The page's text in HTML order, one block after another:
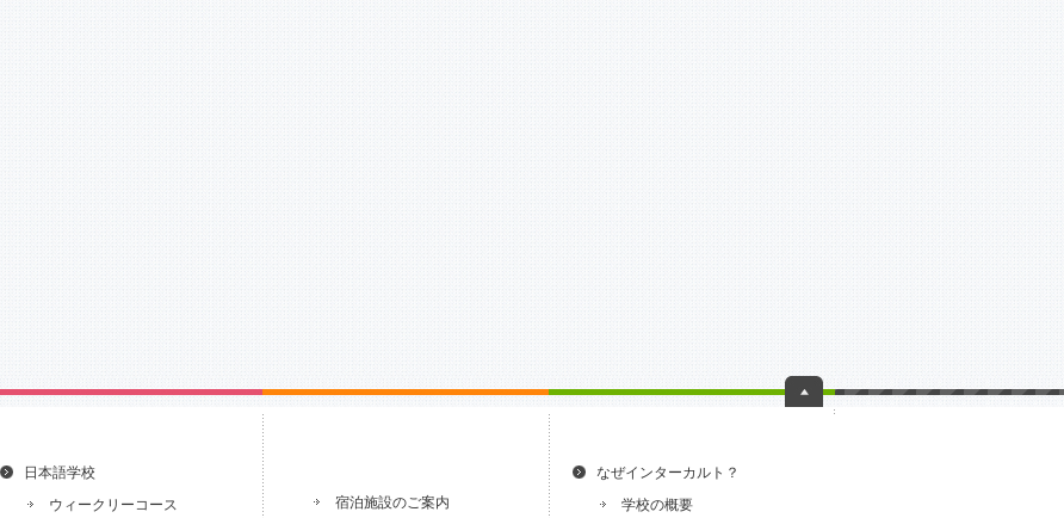
日本語学校
ウィークリーコース
宿泊施設のご案内
なぜインターカルト？
学校の概要